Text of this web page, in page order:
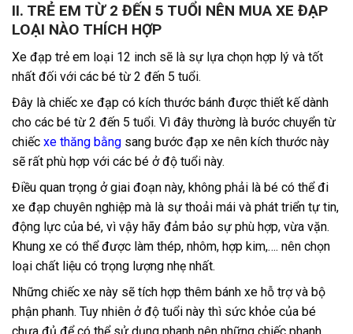
II. TRẺ EM TỪ 2 ĐẾN 5 TUỔI NÊN MUA XE ĐẠP
LOẠI NÀO THÍCH HỢP
Xe đạp trẻ em loại 12 inch sẽ là sự lựa chọn hợp lý và tốt
nhất đối với các bé từ 2 đến 5 tuổi.
Đây là chiếc xe đạp có kích thước bánh được thiết kế dành
cho các bé từ 2 đến 5 tuổi. Vì đây thường là bước chuyển từ
chiếc xe thăng bằng sang bước đạp xe nên kích thước này
sẽ rất phù hợp với các bé ở độ tuổi này.
Điều quan trọng ở giai đoạn này, không phải là bé có thể đi
xe đạp chuyên nghiệp mà là sự thoải mái và phát triển tự tin,
động lực của bé, vì vậy hãy đảm bảo sự phù hợp, vừa vặn.
Khung xe có thể được làm thép, nhôm, hợp kim,…. nên chọn
loại chất liệu có trọng lượng nhẹ nhất.
Những chiếc xe này sẽ tích hợp thêm bánh xe hỗ trợ và bộ
phận phanh. Tuy nhiên ở độ tuổi này thì sức khỏe của bé